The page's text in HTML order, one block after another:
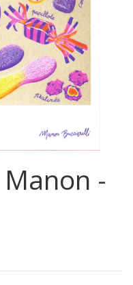
Manon -